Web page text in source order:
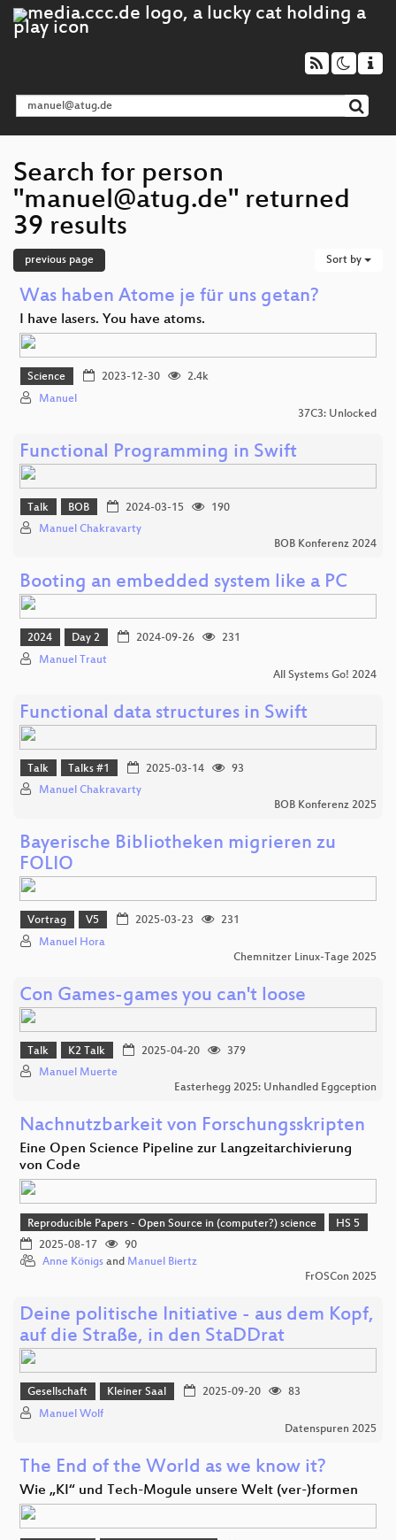
Search for person
"manuel@atug.de" returned
39 results
previous page Sort by
Was haben Atome je für uns getan?
I have lasers. You have atoms.
Science 2023-12-30
2.4k
Manuel
37C3: Unlocked
Functional Programming in Swift
Talk BOB 2024-03-15
190
Manuel Chakravarty
BOB Konferenz 2024
Booting an embedded system like a PC
2024 Day 2 2024-09-26
231
Manuel Traut
All Systems Go! 2024
Functional data structures in Swift
Talk Talks #1 2025-03-14
93
Manuel Chakravarty
BOB Konferenz 2025
Bayerische Bibliotheken migrieren zu
FOLIO
Vortrag V5 2025-03-23
231
Manuel Hora
Chemnitzer Linux-Tage 2025
Con Games-games you can't loose
Talk K2 Talk 2025-04-20
379
Manuel Muerte
Easterhegg 2025: Unhandled Eggception
Nachnutzbarkeit von Forschungsskripten
Eine Open Science Pipeline zur Langzeitarchivierung
von Code
Reproducible Papers - Open Source in (computer?) science
HS 5
2025-08-17
90
Anne Königs and Manuel Biertz
FrOSCon 2025
Deine politische Initiative - aus dem Kopf,
auf die Straße, in den StaDDrat
Gesellschaft Kleiner Saal 2025-09-20
83
Manuel Wolf
Datenspuren 2025
The End of the World as we know it?
Wie „KI“ und Tech-Mogule unsere Welt (ver-)formen